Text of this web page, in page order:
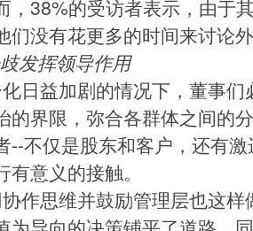
，38%的受访者表示，由于
们没有花更多的时间来讨论
发挥领导作用
日益加剧的情况下，董事
的界限，弥合各群体之间的
--不仅是股东和客户，还有
意义的接触。
作思维并鼓励管理层也这